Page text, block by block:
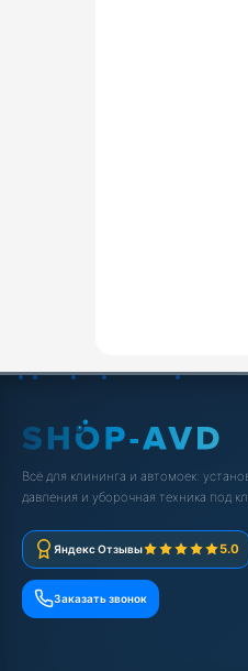
Всё для клининга и автомоек:
давления и уборочная техника под
Яндекс Отзывы 5.0
Заказать звонок